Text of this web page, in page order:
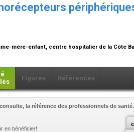
mère-enfant, centre hospitalier de la Côte
Figures Références
la référence des professionnels de santé.
en bénéficier!